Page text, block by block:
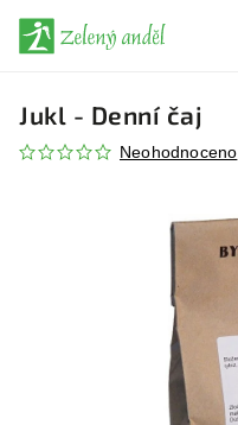
Jukl - Denní čaj
Neohodnoceno